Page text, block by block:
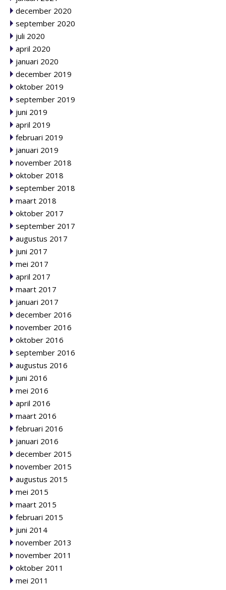
december 2020
september 2020
juli 2020
april 2020
januari 2020
december 2019
oktober 2019
september 2019
juni 2019
april 2019
februari 2019
januari 2019
november 2018
oktober 2018
september 2018
maart 2018
oktober 2017
september 2017
augustus 2017
juni 2017
mei 2017
april 2017
maart 2017
januari 2017
december 2016
november 2016
oktober 2016
september 2016
augustus 2016
juni 2016
mei 2016
april 2016
maart 2016
februari 2016
januari 2016
december 2015
november 2015
augustus 2015
mei 2015
maart 2015
februari 2015
juni 2014
november 2013
november 2011
oktober 2011
mei 2011